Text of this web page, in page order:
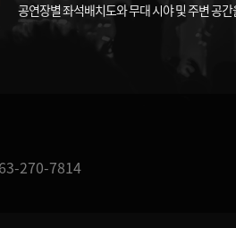
공연장별 좌석배치도와 무대 시야 및 주변 공
270-7814